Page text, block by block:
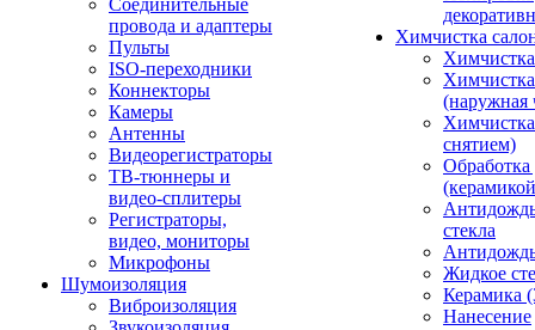
Соединительные
провода и адаптеры
Пульты
ISO-переходники
Коннекторы
Камеры
Антенны
Видеорегистраторы
ТВ-тюннеры и
видео-сплитеры
Регистраторы,
видео, мониторы
Микрофоны
Шумоизоляция
Виброизоляция
Химчистка
(наружная
снятием)
Обработка
стекла
Жидкое
Керамика
Нанесение